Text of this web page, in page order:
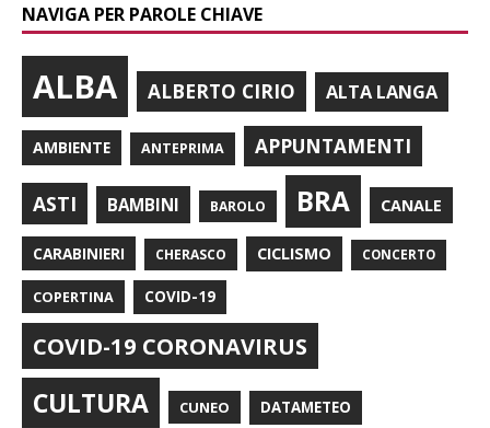
NAVIGA PER PAROLE CHIAVE
ALBA ALBERTO CIRIO ALTA LANGA
AMBIENTE ANTEPRIMA APPUNTAMENTI
ASTI BAMBINI BAROLO BRA CANALE
CARABINIERI CHERASCO CICLISMO CONCERTO
COPERTINA COVID-19
COVID-19 CORONAVIRUS
CULTURA CUNEO DATAMETEO